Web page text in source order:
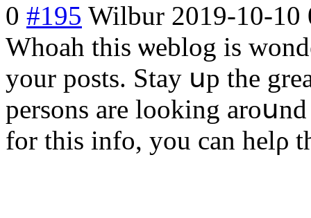
0 #195 Wilbur 2019-10-10
Whoah this ѡeblog is
your posts. Stay սp the
persons are looking aroսnd
for tһiѕ info, you can helρ